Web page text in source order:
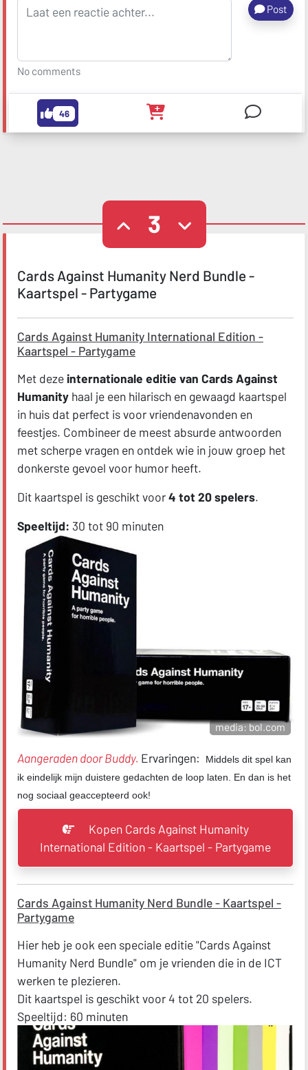
Post
No comments
46
3
Cards Against Humanity Nerd Bundle -
Kaartspel - Partygame
Cards Against Humanity International Edition -
Kaartspel - Partygame
Met deze internationale editie van Cards Against
Humanity haal je een hilarisch en gewaagd kaartspel
in huis dat perfect is voor vriendenavonden en
feestjes. Combineer de meest absurde antwoorden
met scherpe vragen en ontdek wie in jouw groep het
donkerste gevoel voor humor heeft.
Dit kaartspel is geschikt voor4 tot 20 spelers.
Speeltijd: 30 tot 90 minuten
media: bol.com
Aangeraden door Buddy. Ervaringen:
Middels dit spel kan
ik eindelijk mijn duistere gedachten de loop laten. En dan is het
nog sociaal geaccepteerd ook!
Kopen Cards Against Humanity
International Edition - Kaartspel - Partygame
Cards Against Humanity Nerd Bundle - Kaartspel -
Partygame
Hier heb je ook een speciale editie "Cards Against
Humanity Nerd Bundle" om je vrienden die in de ICT
werken te plezieren.
Dit kaartspel is geschikt voor 4 tot 20 spelers.
Speeltijd: 60 minuten